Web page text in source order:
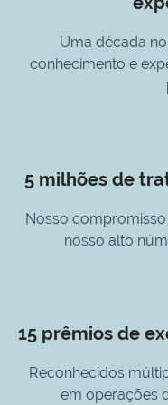
Uma década
conhecimento e
5 milhões de
Nosso
nosso alto
15 prêmios de
Reconhecidos
em operações